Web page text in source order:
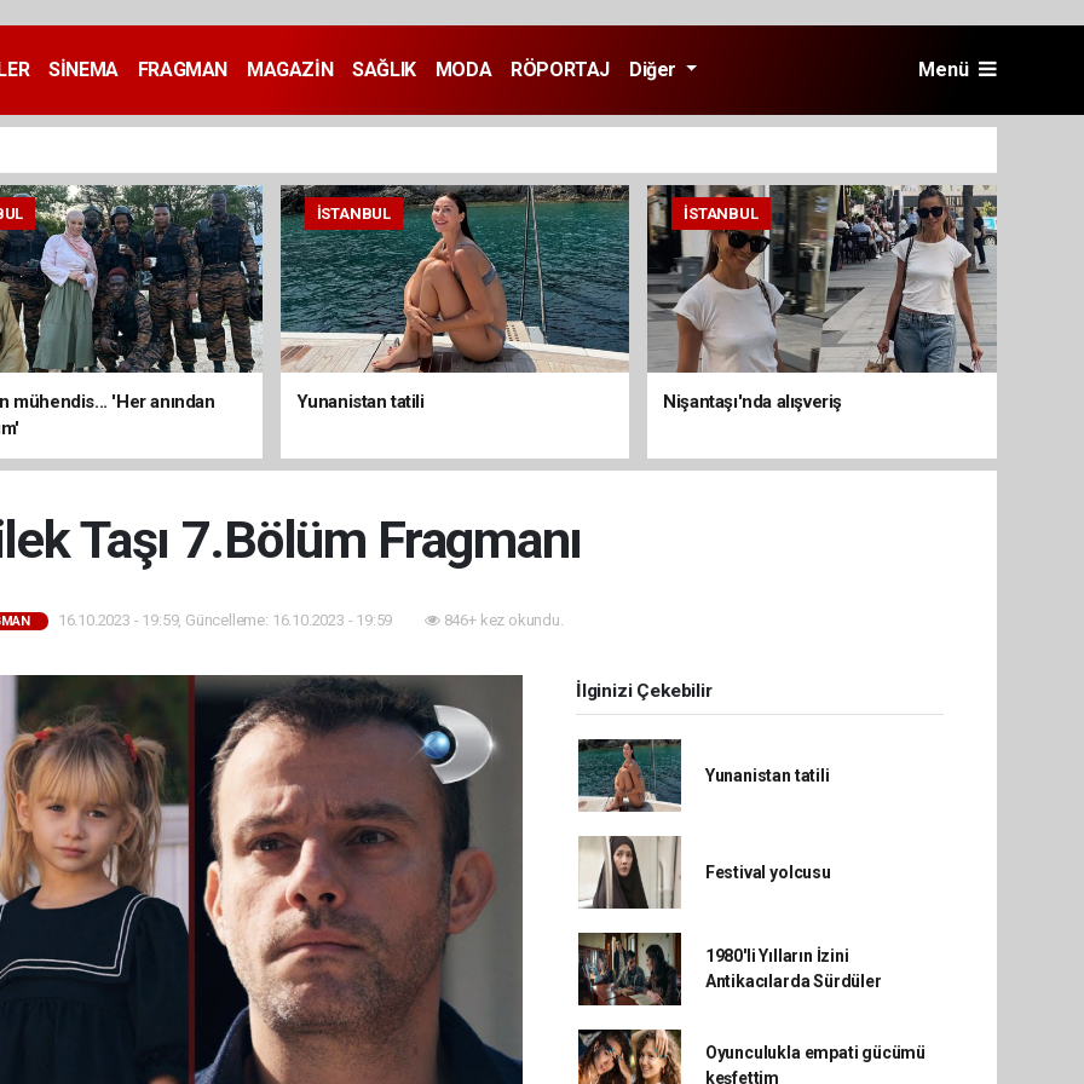
SİNEMA FRAGMAN MAGAZİN SAĞLIK MODA RÖPORTAJ Diğer Menü
mühendis... 'Her anından
İSTANBUL
Yunanistan tatili
İSTANBUL
Nişantaşı'nda alışveriş
Taşı 7.Bölüm Fragmanı
16.10.2023 - 19:59, Güncelleme: 16.10.2023 - 19:59 846+ kez okundu.
İlginizi Çekebilir
Yunanistan tatili
Festival yolcusu
1980'li Yılların İzini
Antikacılarda Sürdüler
Oyunculukla empati gücümü
keşfettim